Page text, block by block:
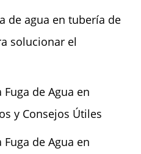
de agua en tubería de
solucionar el
de Agua en
y Consejos Útiles
de Agua en